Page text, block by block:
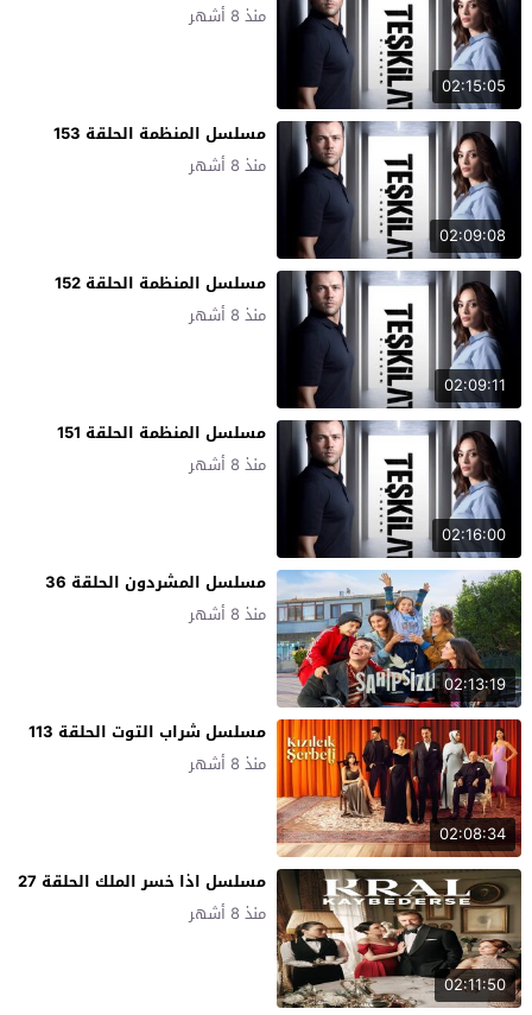
02:15:05
منذ 8 أشهر
02:09:08
مسلسل المنظمة الحلقة 153
منذ 8 أشهر
02:09:11
مسلسل المنظمة الحلقة 152
منذ 8 أشهر
02:16:00
مسلسل المنظمة الحلقة 151
منذ 8 أشهر
02:13:19
مسلسل المشردون الحلقة 36
منذ 8 أشهر
02:08:34
مسلسل شراب التوت الحلقة 113
منذ 8 أشهر
02:11:50
مسلسل اذا خسر الملك الحلقة 27
منذ 8 أشهر